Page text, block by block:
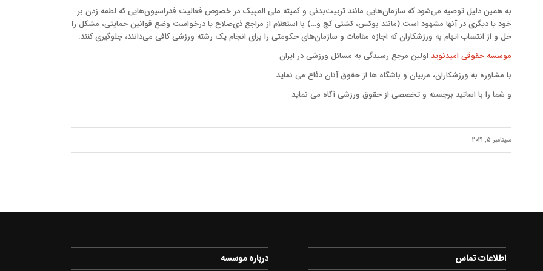
به همین دلیل توصیه می‌شود که سازمان‌هایی مانند تربیت‌بدنی و کمیته ملی المپیک در خصوص فعالیت فدراسیون‌هایی که لطمه زدن بر
خود یا دیگری در آنها مشهود است (مانند بوکس، کشتی کج و…) با استعلام از مراجع ذی‌صلاح یا درخواست وضع قوانین حمایتی، مشکل را
حل و از انتساب اتهام به ورزشکاران که اجازه مقامات و سازمان‌های حکومتی را برای انجام یک رشته ورزشی کافی می‌دانند، جلوگیری کنند.
موسسه حقوقی امیدنوید اولین مرجع رسیدگی به مسائل ورزشی در ایران
با مشاوره به ورزشکاران، مربیان و باشگاه ها از حقوق آنان دفاع می نماید
و شما را با اساتید برجسته و تخصصی از حقوق ورزشی آگاه می نماید
سپتامبر 5, 2021
اطلاعات تماس درباره موسسه